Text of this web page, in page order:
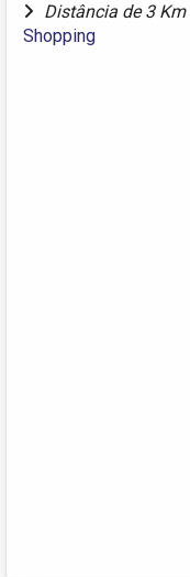
Distância de 3 Km
Shopping